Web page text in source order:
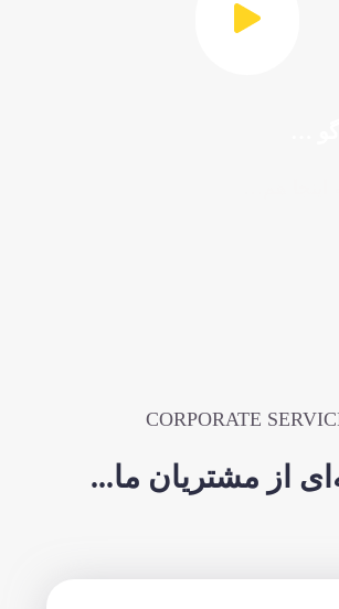
CORPORATE
از مشتریان ما...